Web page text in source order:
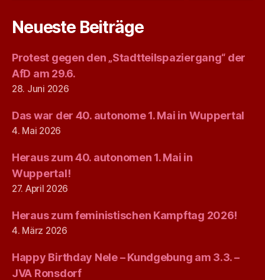
Neueste Beiträge
Protest gegen den „Stadtteilspaziergang“ der
AfD am 29.6.
28. Juni 2026
Das war der 40. autonome 1. Mai in Wuppertal
4. Mai 2026
Heraus zum 40. autonomen 1. Mai in
Wuppertal!
27. April 2026
Heraus zum feministischen Kampftag 2026!
4. März 2026
Happy Birthday Nele – Kundgebung am 3.3. –
JVA Ronsdorf